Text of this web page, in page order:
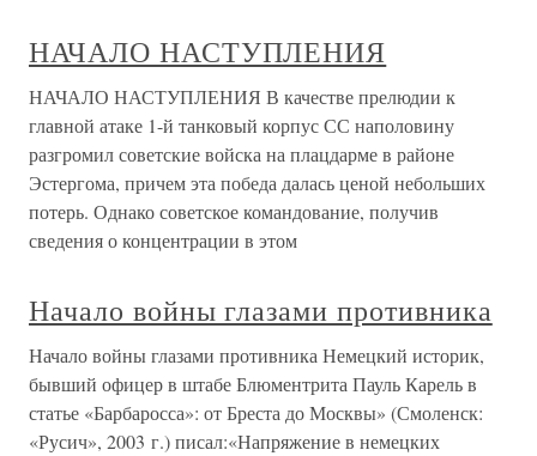
НАЧАЛО НАСТУПЛЕНИЯ
НАЧАЛО НАСТУПЛЕНИЯ В качестве прелюдии к
главной атаке 1-й танковый корпус СС наполовину
разгромил советские войска на плацдарме в районе
Эстергома, причем эта победа далась ценой небольших
потерь. Однако советское командование, получив
сведения о концентрации в этом
Начало войны глазами противника
Начало войны глазами противника Немецкий историк,
бывший офицер в штабе Блюментрита Пауль Карель в
статье «Барбаросса»: от Бреста до Москвы» (Смоленск:
«Русич», 2003 г.) писал:«Напряжение в немецких